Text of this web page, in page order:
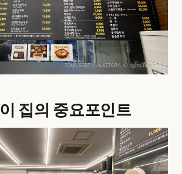
집의 중요포인트